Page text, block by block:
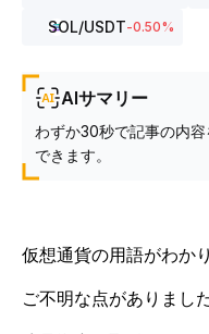
SOL/USDT-0.50%
AIサマリー
わずか30秒で記事の内
できます。
仮想通貨の用語がわか
ご不明な点がありまし